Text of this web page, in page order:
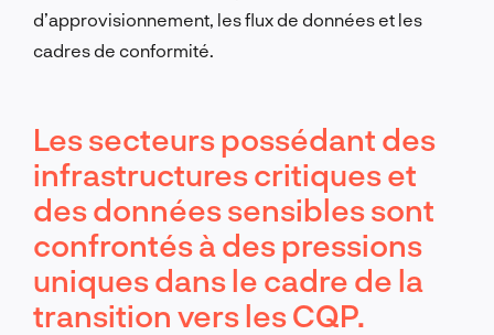
d’approvisionnement, les flux de données et les
cadres de conformité.
Les secteurs possédant des
infrastructures critiques et
des données sensibles sont
confrontés à des pressions
uniques dans le cadre de la
transition vers les CQP.